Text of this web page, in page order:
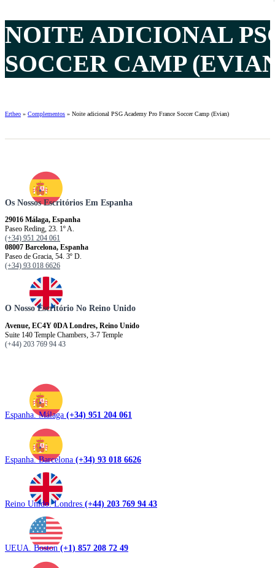
NOITE ADICIONAL
SOCCER CAMP
Ertheo » Complementos » Noite adicional PSG Academy Pro France Soccer Camp (Evian)
Os Nossos Escritórios Em Espanha
29016 Málaga, Espanha
Paseo Reding, 23. 1º A.
(+34) 951 204 061
08007 Barcelona, ​​​​​Espanha
Paseo de Gracia, 54. 3º D.
(+34) 93 018 6626
O Nosso Escritório No Reino Unido
Avenue, EC4Y 0DA Londres, Reino Unido
Suite 140 Temple Chambers, 3-7 Temple
(+44) 203 769 94 43
Espanha. Málaga (+34) 951 204 061
Espanha. Barcelona (+34) 93 018 6626
Reino Unido. Londres (+44) 203 769 94 43
UEUA. Boston(+1) 857 208 72 49